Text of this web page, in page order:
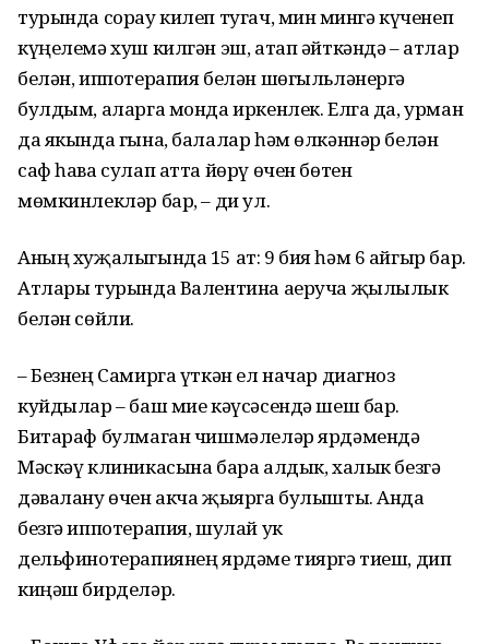
турында сорау килеп тугач, мин Әмингә күченеп
күңелемә хуш килгән эш, атап әйткәндә – атлар
белән, иппотерапия белән шөгыльләнергә
булдым, аларга монда иркенлек. Елга да, урман
да якында гына, балалар һәм өлкәннәр белән
саф һава сулап атта йөрү өчен бөтен
мөмкинлекләр бар, – ди ул.
Аның хуҗалыгында 15 ат: 9 бия һәм 6 айгыр бар.
Атлары турында Валентина аеруча җылылык
белән сөйли.
– Безнең Самирга үткән ел начар диагноз
куйдылар – баш мие кәүсәсендә шеш бар.
Битараф булмаган чишмәлеләр ярдәмендә
Мәскәү клиникасына бара алдык, халык безгә
дәвалану өчен акча җыярга булышты. Анда
безгә иппотерапия, шулай ук
дельфинотерапиянең ярдәме тияргә тиеш, дип
киңәш бирделәр.